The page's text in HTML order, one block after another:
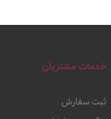
خدمات مشتریان
ثبت سفارش